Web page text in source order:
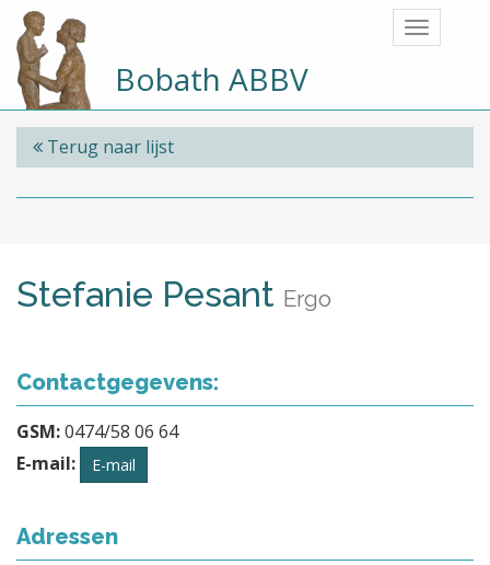
Bobath ABBV
Terug naar lijst
Stefanie Pesant Ergo
Contactgegevens:
GSM:0474/58 06 64
E-mail:
E-mail
Adressen